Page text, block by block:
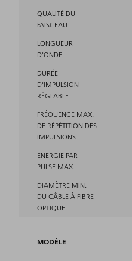
QUALITÉ DU
FAISCEAU
LONGUEUR
D'ONDE
DURÉE
D'IMPULSION
RÉGLABLE
FRÉQUENCE MAX.
DE RÉPÉTITION DES
IMPULSIONS
ENERGIE PAR
PULSE MAX.
DIAMÈTRE MIN.
DU CÂBLE À FIBRE
OPTIQUE
MODÈLE